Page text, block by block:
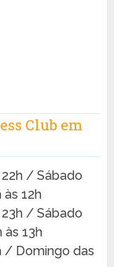
Club em
/ Sábado
12h
/ Sábado
13h
/ Domingo das